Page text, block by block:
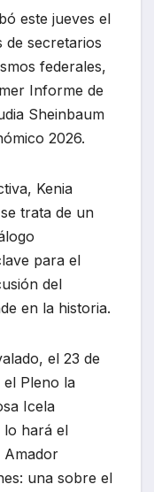
este jueves el
de secretarios
federales,
Informe de
Sheinbaum
2026.
Kenia
trata de un
para el
del
en la historia.
el 23 de
Pleno la
Icela
lo hará el
Amador
una sobre el